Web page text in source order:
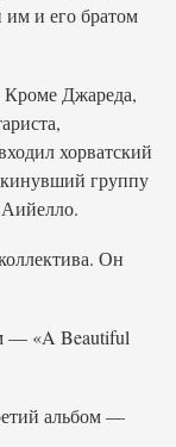
им и его братом
Кроме Джареда,
хорватский
группу
Он
— «A Beautiful
альбом —